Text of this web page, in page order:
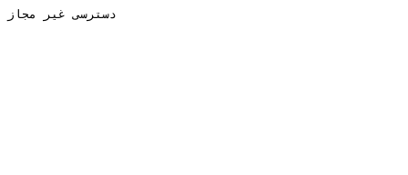
دسترسی غیر مجاز